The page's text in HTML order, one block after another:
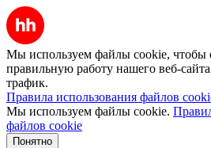
Мы используем файлы cookie, чтобы
правильную работу нашего веб-
трафик.
Правила использования файлов
Мы используем файлы cookie.
файлов cookie
Понятно